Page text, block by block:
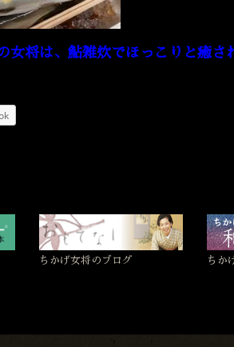
女将は、鮎雑炊でほっこりと癒さ
ちかげ女将のブログ ちか